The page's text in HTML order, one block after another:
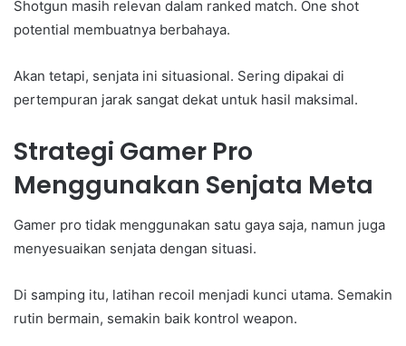
Shotgun masih relevan dalam ranked match. One shot
potential membuatnya berbahaya.
Akan tetapi, senjata ini situasional. Sering dipakai di
pertempuran jarak sangat dekat untuk hasil maksimal.
Strategi Gamer Pro
Menggunakan Senjata Meta
Gamer pro tidak menggunakan satu gaya saja, namun juga
menyesuaikan senjata dengan situasi.
Di samping itu, latihan recoil menjadi kunci utama. Semakin
rutin bermain, semakin baik kontrol weapon.